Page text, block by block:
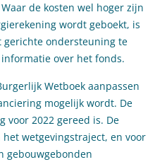
de kosten wel hoger zijn
wordt geboekt, is
gerichte ondersteuning te
over het fonds.
Wetboek aanpassen
mogelijk wordt. De
voor 2022 gereed is. De
wetgevingstraject, en voor
gebouwgebonden